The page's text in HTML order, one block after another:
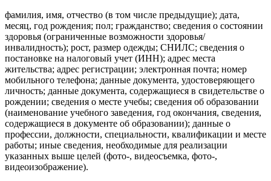
фамилия, имя, отчество (в том числе предыдущие); дата,
месяц, год рождения; пол; гражданство; сведения о состоянии
здоровья (ограниченные возможности здоровья/
инвалидность); рост, размер одежды; СНИЛС; сведения о
постановке на налоговый учет (ИНН); адрес места
жительства; адрес регистрации; электронная почта; номер
мобильного телефона; данные документа, удостоверяющего
личность; данные документа, содержащиеся в свидетельстве о
рождении; сведения о месте учебы; сведения об образовании
(наименование учебного заведения, год окончания, сведения,
содержащиеся в документе об образовании); данные о
профессии, должности, специальности, квалификации и месте
работы; иные сведения, необходимые для реализации
указанных выше целей (фото-, видеосъемка, фото-,
видеоизображение).